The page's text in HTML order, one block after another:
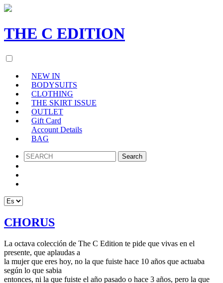
THE C EDITION
NEW IN
BODYSUITS
CLOTHING
THE SKIRT ISSUE
OUTLET
Gift Card
Account Details
BAG
SEARCH
CHORUS
La octava colección de The C Edition te pide que vivas en el
presente, que aplaudas a
la mujer que eres hoy, no la que fuiste hace 10 años que actuaba
según lo que sabia
entonces, ni la que fuiste el año pasado o hace 3 años, pero la que